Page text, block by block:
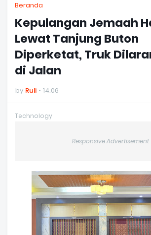
Beranda
Kepulangan Jemaah
Lewat Tanjung Buton
Diperketat, Truk
di Jalan
by Ruli 14.06
Technology
Responsive Advertisement